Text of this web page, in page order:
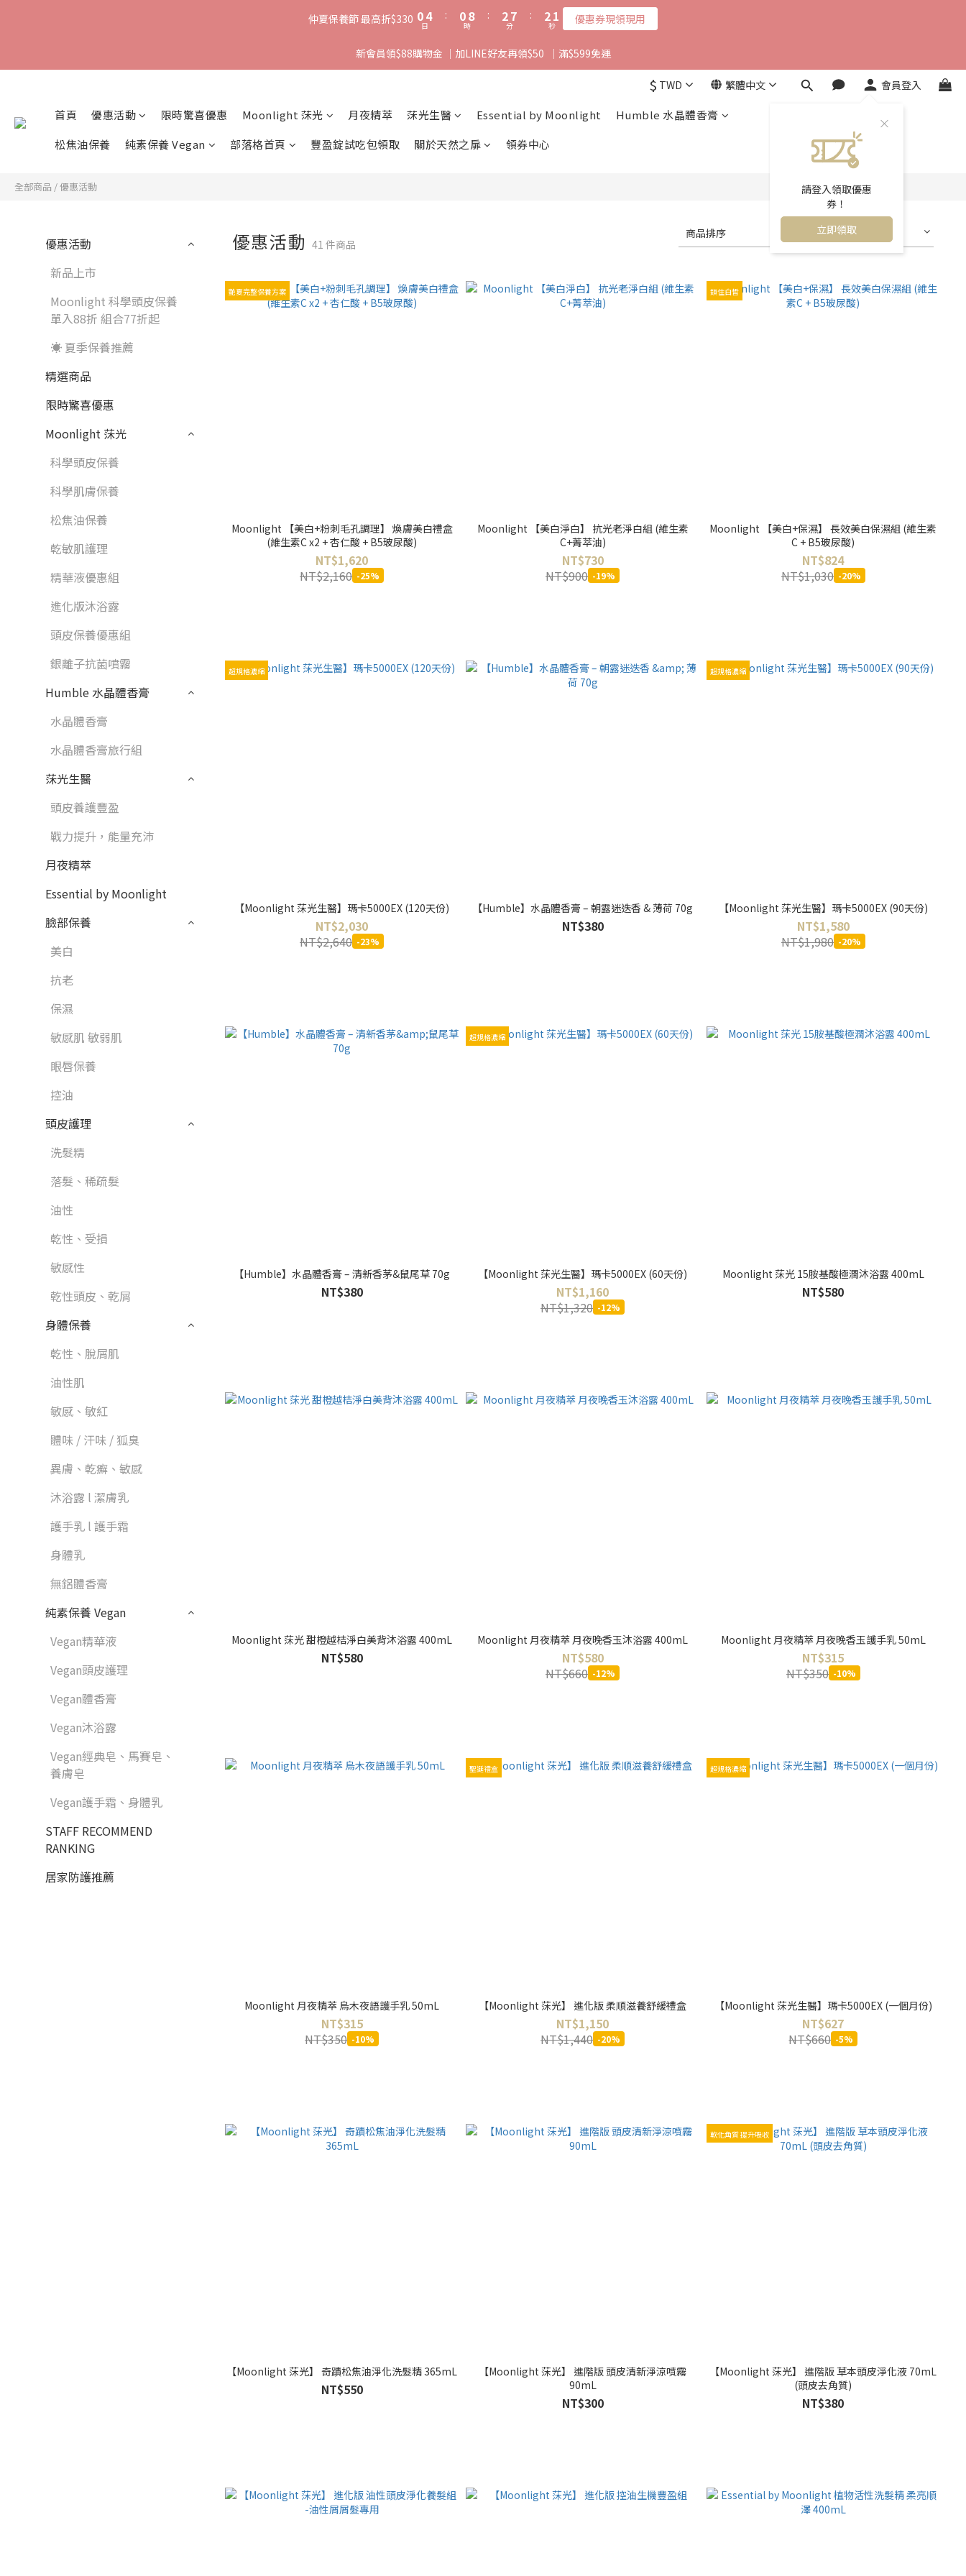
仲夏保養節 最高折$330 04
3
2
1
日
:
08
7
6
5
0
時
:
2
1
0
7
6
5
4
1
分
:
2
1
0
秒 優惠券現領現用
新會員領$88購物金 ｜加LINE好友再領$50  ｜滿$599免運
$ TWD 繁體中文 會員登入
請登入領取優惠
券！
立即領取
首頁 優惠活動 限時驚喜優惠 Moonlight 莯光 月夜精萃 莯光生醫 Essential by Moonlight
Humble 水晶體香膏
松焦油保養
純素保養 Vegan 部落格首頁 豐盈錠試吃包領取 關於天然之扉 領券中心
全部商品 /優惠活動
優惠活動
新品上市
Moonlight 科學頭皮保養
單入88折 組合77折起
☀️ 夏季保養推薦
精選商品
限時驚喜優惠
Moonlight 莯光
科學頭皮保養
科學肌膚保養
松焦油保養
乾敏肌護理
精華液優惠組
進化版沐浴露
頭皮保養優惠組
銀離子抗菌噴霧
Humble 水晶體香膏
水晶體香膏
水晶體香膏旅行組
莯光生醫
頭皮養護豐盈
戰力提升，能量充沛
月夜精萃
Essential by Moonlight
臉部保養
美白
抗老
保濕
敏感肌 敏弱肌
眼唇保養
控油
頭皮護理
洗髮精
落髮、稀疏髮
油性
乾性、受損
敏感性
乾性頭皮、乾屑
身體保養
乾性、脫屑肌
油性肌
敏感、敏紅
體味 / 汗味 / 狐臭
異膚、乾癬、敏感
沐浴露 l 潔膚乳
護手乳 l 護手霜
身體乳
無鋁體香膏
純素保養 Vegan
Vegan精華液
Vegan頭皮護理
Vegan體香膏
Vegan沐浴露
Vegan經典皂、馬賽皂、
養膚皂
Vegan護手霜、身體乳
STAFF RECOMMEND
RANKING
居家防護推薦
優惠活動41 件商品
商品排序 每頁顯示 24 個
艷夏完整保養方案
Moonlight 【美白+粉刺毛孔調理】 煥膚美白禮盒
(維生素C x2 + 杏仁酸 + B5玻尿酸)
NT$1,620
NT$2,160 -25%
Moonlight 【美白淨白】 抗光老淨白組 (維生素
C+菁萃油)
NT$730
NT$900 -19%
鎖住白皙
Moonlight 【美白+保濕】 長效美白保濕組 (維生素
C + B5玻尿酸)
NT$824
NT$1,030 -20%
超規格濃縮
【Moonlight 莯光生醫】瑪卡5000EX (120天份)
NT$2,030
NT$2,640 -23%
【Humble】水晶體香膏 – 朝露迷迭香 & 薄荷 70g
NT$380
超規格濃縮
【Moonlight 莯光生醫】瑪卡5000EX (90天份)
NT$1,580
NT$1,980 -20%
【Humble】水晶體香膏 – 清新香茅&鼠尾草 70g
NT$380
超規格濃縮
【Moonlight 莯光生醫】瑪卡5000EX (60天份)
NT$1,160
NT$1,320 -12%
Moonlight 莯光 15胺基酸極潤沐浴露 400mL
NT$580
Moonlight 莯光 甜橙越桔淨白美背沐浴露 400mL
NT$580
Moonlight 月夜精萃 月夜晚香玉沐浴露 400mL
NT$580
NT$660 -12%
Moonlight 月夜精萃 月夜晚香玉護手乳 50mL
NT$315
NT$350 -10%
Moonlight 月夜精萃 烏木夜語護手乳 50mL
NT$315
NT$350 -10%
聖誕禮盒
【Moonlight 莯光】 進化版 柔順滋養舒緩禮盒
NT$1,150
NT$1,440 -20%
超規格濃縮
【Moonlight 莯光生醫】瑪卡5000EX (一個月份)
NT$627
NT$660 -5%
【Moonlight 莯光】 奇蹟松焦油淨化洗髮精 365mL
NT$550
【Moonlight 莯光】 進階版 頭皮清新淨涼噴霧
90mL
NT$300
軟化角質 提升吸收
【Moonlight 莯光】 進階版 草本頭皮淨化液 70mL
(頭皮去角質)
NT$380